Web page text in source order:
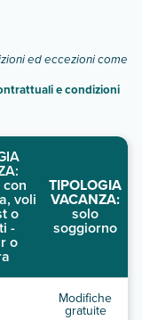
ed eccezioni come
e condizioni
voli
o
-
o
TIPOLOGIA
VACANZA:
solo
soggiorno
Modifiche
gratuite